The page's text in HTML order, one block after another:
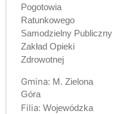
Pogotowia
Ratunkowego
Samodzielny Publiczny
Zakład Opieki
Zdrowotnej
Gmina: M. Zielona
Góra
Filia: Wojewódzka